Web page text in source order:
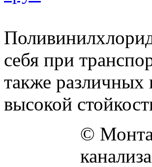
себя при
также различных
высокой
©